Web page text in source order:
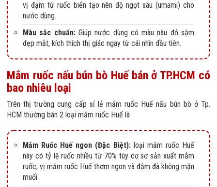
vị đạm từ ruốc biển tạo nên độ ngọt sâu (umami) cho
nước dùng.
Màu sắc chuẩn:Giúp nước dùng có màu nâu đỏ sậm
đẹp mắt, kích thích thị giác ngay từ cái nhìn đầu tiên.
Mắm ruốc nấu bún bò Huế bán ở TP.HCM có
bao nhiêu loại
Trên thị trường cung cấp sỉ lẻ mắm ruốc Huế nấu bún bò ở Tp.
HCM thường bán 2 loại mắm ruốc Huế là
Mắm Ruốc Huế ngon (Đặc Biệt): loại mắm ruốc Huế
này có tỷ lệ ruốc nhiều từ 70% tùy cơ sơ sản xuất mắm
ruốc, vị mắm ruốc Huế thơm ngon và đậm đà không mặn
muối